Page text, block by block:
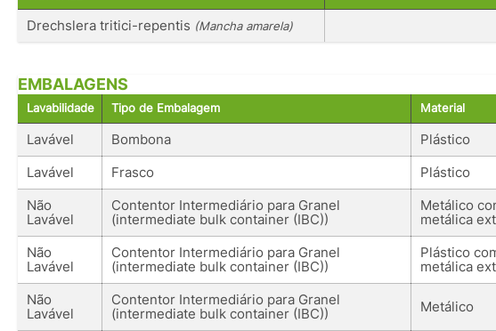
Drechslera tritici-repentis (Mancha amarela)
EMBALAGENS
Lavabilidade Tipo de Embalagem Material
Lavável Bombona Plástico
Lavável
Frasco Plástico
Não
Lavável
Contentor Intermediário para Granel
(intermediate bulk container (IBC))
Metálico
metálica
Não
Lavável
Contentor Intermediário para Granel
(intermediate bulk container (IBC))
Plástico
metálica
Não
Lavável
Contentor Intermediário para Granel
(intermediate bulk container (IBC))
Metálico